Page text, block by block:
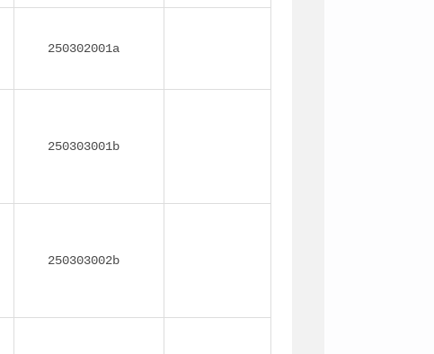
250302001a
250303001b
250303002b